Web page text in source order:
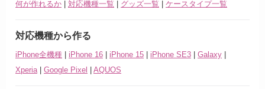
何が作れるか | 対応機種一覧 | グッズ一覧 | ケースタイプ一覧
対応機種から作る
iPhone全機種 | iPhone 16 | iPhone 15 | iPhone SE3 | Galaxy |
Xperia | Google Pixel | AQUOS